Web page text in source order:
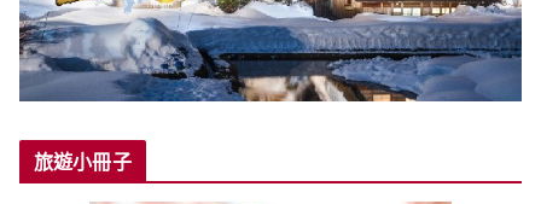
旅遊小冊子